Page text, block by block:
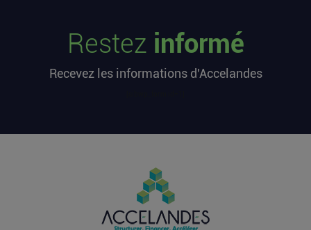
millions d’euros cette semaine
L’article Les startups françaises ont levé 113
premier sur...
chez OpenAI pour se soigner
L’article Après une pause de 3 mois, la Française
Fidji Simo quitte son poste chez OpenAI pour se
Restez informé
Recevez les informations d'Accelandes